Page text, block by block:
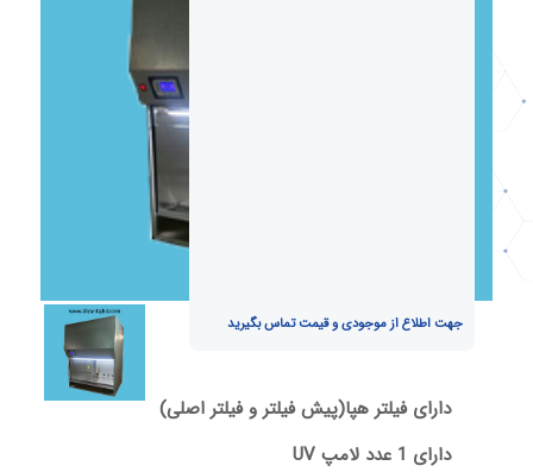
جهت اطلاع از موجودی و قیمت تماس بگیرید
دارای فیلتر هپا(پیش فیلتر و فیلتر اصلی)
دارای 1 عدد لامپ UV